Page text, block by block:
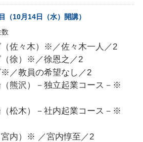
（10月14日（水）開講）
佐々木）※／佐々木一人／2
徐）※／徐恩之／2
／教員の希望なし／2
熊沢）－独立起業コース－※
松木）－社内起業コース－※
内）※ ／宮内惇至／2